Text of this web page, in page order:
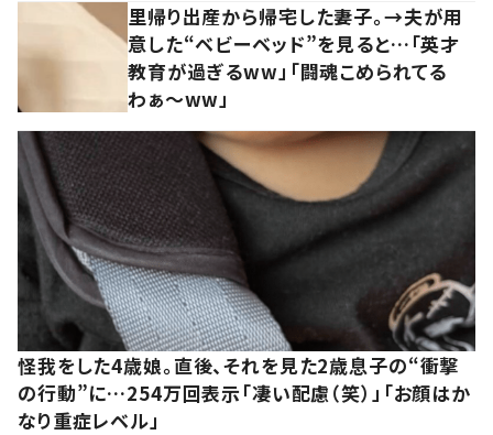
里帰り出産から帰宅した妻子。→夫が用
意した“ベビーベッド”を見ると…「英才
教育が過ぎるww」「闘魂こめられてる
わぁ～ww」
怪我をした4歳娘。直後、それを見た2歳息子の“衝撃
の行動”に…254万回表示「凄い配慮（笑）」「お顔はか
なり重症レベル」